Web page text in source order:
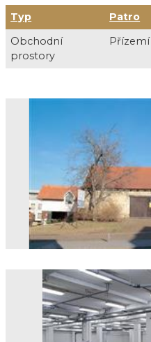
Typ Patro
Obchodní
prostory
Přízemí